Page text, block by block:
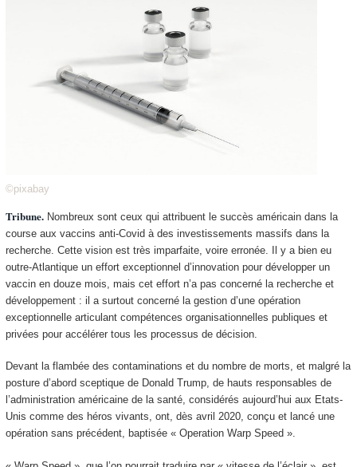
©pixabay
Tribune. Nombreux sont ceux qui attribuent le succès américain dans la
course aux vaccins anti-Covid à des investissements massifs dans la
recherche. Cette vision est très imparfaite, voire erronée. Il y a bien eu
outre-Atlantique un effort exceptionnel d’innovation pour développer un
vaccin en douze mois, mais cet effort n’a pas concerné la recherche et
développement : il a surtout concerné la gestion d’une opération
exceptionnelle articulant compétences organisationnelles publiques et
privées pour accélérer tous les processus de décision.
Devant la flambée des contaminations et du nombre de morts, et malgré la
posture d’abord sceptique de Donald Trump, de hauts responsables de
l’administration américaine de la santé, considérés aujourd’hui aux Etats-
Unis comme des héros vivants, ont, dès avril 2020, conçu et lancé une
opération sans précédent, baptisée « Operation Warp Speed ».